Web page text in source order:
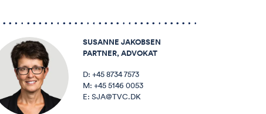
SUSANNE JAKOBSEN
PARTNER, ADVOKAT
D:+45 8734 7573
M:+45 5146 0053
E:SJA@TVC.DK